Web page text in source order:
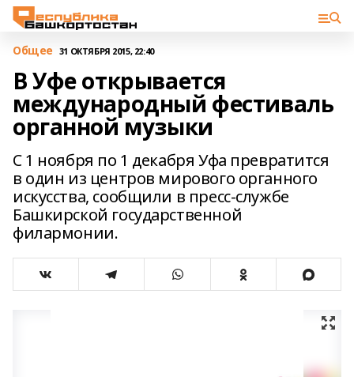
Общее 31 ОКТЯБРЯ 2015, 22:40
В Уфе открывается
международный фестиваль
органной музыки
С 1 ноября по 1 декабря Уфа превратится
в один из центров мирового органного
искусства, сообщили в пресс-службе
Башкирской государственной
филармонии.